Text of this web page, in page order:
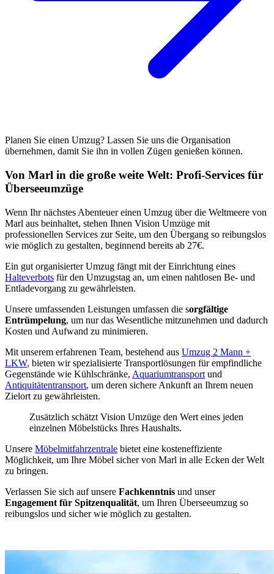
Planen Sie einen Umzug? Lassen Sie uns die Organisation
übernehmen, damit Sie ihn in vollen Zügen genießen können.
Von Marl in die große weite Welt: Profi-Services für
Überseeumzüge
Wenn Ihr nächstes Abenteuer einen Umzug über die Weltmeere von
Marl aus beinhaltet, stehen Ihnen Vision Umzüge mit
professionellen Services zur Seite, um den Übergang so reibungslos
wie möglich zu gestalten, beginnend bereits ab 27€.
Ein gut organisierter Umzug fängt mit der Einrichtung eines
Halteverbots für den Umzugstag an, um einen nahtlosen Be- und
Entladevorgang zu gewährleisten.
Unsere umfassenden Leistungen umfassen die sorgfältige
Entrümpelung, um nur das Wesentliche mitzunehmen und dadurch
Kosten und Aufwand zu minimieren.
Mit unserem erfahrenen Team, bestehend aus Umzug 2 Mann +
LKW, bieten wir spezialisierte Transportlösungen für empfindliche
Gegenstände wie Kühlschränke, Aquariumtransport und
Antiquitätentransport, um deren sichere Ankunft an Ihrem neuen
Zielort zu gewährleisten.
Zusätzlich schätzt Vision Umzüge den Wert eines jeden
einzelnen Möbelstücks Ihres Haushalts.
Unsere Möbelmitfahrzentrale bietet eine kosteneffiziente
Möglichkeit, um Ihre Möbel sicher von Marl in alle Ecken der Welt
zu bringen.
Verlassen Sie sich auf unsere Fachkenntnis und unser
Engagement für Spitzenqualität, um Ihren Überseeumzug so
reibungslos und sicher wie möglich zu gestalten.